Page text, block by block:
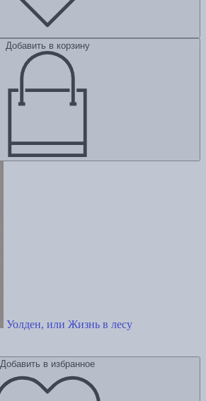
Добавить в корзину
Уолден, или Жизнь в лесу
Добавить в избранное